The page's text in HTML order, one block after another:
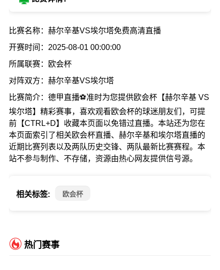
比赛名称：赫尔辛基VS埃尔塔免费高清直播
开赛时间：2025-08-01 00:00:00
所属联赛：欧会杯
对阵双方：赫尔辛基VS埃尔塔
比赛简介：德甲直播⚽准时为您提供欧会杯【赫尔辛基 VS
埃尔塔】精彩赛事，喜欢观看欧会杯的球迷朋友们，可提
前【CTRL+D】收藏本页面以免错过直播。本站还为您在
本页面索引了相关欧会杯直播、赫尔辛基和埃尔塔直播的
近期比赛列表以及两队历史交锋、两队最新比赛赛程。本
站不参与制作、不存储，资源由热心网友提供信号源。
相关标签: 欧会杯
热门赛事